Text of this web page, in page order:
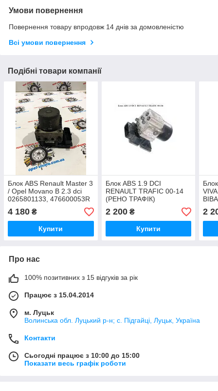
Умови повернення
Повернення товару впродовж 14 днів за домовленістю
Всі умови повернення
Подібні товари компанії
Блок ABS Renault Master 3
/ Opel Movano B 2.3 dci
0265801133, 476600053R
2010- (Рено Мастер 3 /
Опель Мовано B)
4 180 ₴
Купити
Блок ABS 1.9 DCI
RENAULT TRAFIC 00-14
(РЕНО ТРАФІК)
2 200₴
Купити
2
Про нас
100% позитивних з 15 відгуків за рік
Працює з 15.04.2014
м. Луцьк
Волинська обл. Луцький р-н; с. Підгайці, Луцьк, Україна
Контакти
Сьогодні працює з 10:00 до 15:00
Показати весь графік роботи